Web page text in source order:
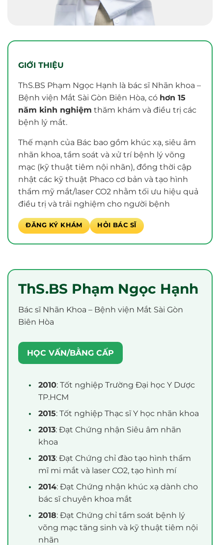
GIỚI THIỆU
ThS.BS Phạm Ngọc Hạnh là bác sĩ Nhãn khoa –
Bệnh viện Mắt Sài Gòn Biên Hòa, có hơn 15
năm kinh nghiệm thăm khám và điều trị các
bệnh lý mắt.
Thế mạnh của Bác bao gồm khúc xạ, siêu âm
nhãn khoa, tầm soát và xử trí bệnh lý võng
mạc (kỹ thuật tiêm nội nhãn), đồng thời cập
nhật các kỹ thuật Phaco cơ bản và tạo hình
thẩm mỹ mắt/laser CO2 nhằm tối ưu hiệu quả
điều trị và trải nghiệm cho người bệnh
ĐĂNG KÝ KHÁM HỎI BÁC SĨ
ThS.BS Phạm Ngọc Hạnh
Bác sĩ Nhãn Khoa – Bệnh viện Mắt Sài Gòn
Biên Hòa
HỌC VẤN/BẰNG CẤP
2010: Tốt nghiệp Trường Đại học Y Dược
TP.HCM
2015: Tốt nghiệp Thạc sĩ Y học nhãn khoa
2013: Đạt Chứng nhận Siêu âm nhãn
khoa
2013: Đạt Chứng chỉ đào tạo hình thẩm
mĩ mi mắt và laser CO2, tạo hình mí
2014: Đạt Chứng nhận khúc xạ dành cho
bác sĩ chuyên khoa mắt
2018: Đạt Chứng chỉ tầm soát bệnh lý
võng mạc tăng sinh và kỹ thuật tiêm nội
nhãn